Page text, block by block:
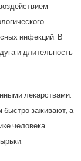
инфекций. В
и длительность
лекарствами.
быстро заживают, а
человека